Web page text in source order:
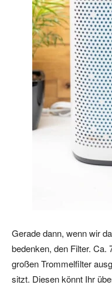
Gerade dann, wenn wir
bedenken, den Filter. Ca.
großen Trommelfilter
sitzt. Diesen könnt Ihr